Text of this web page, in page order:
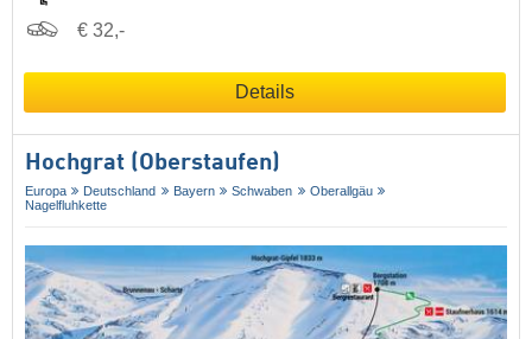
€ 32,-
Details
Hochgrat (Oberstaufen)
Europa Deutschland Bayern Schwaben
Oberallgäu
Nagelfluhkette